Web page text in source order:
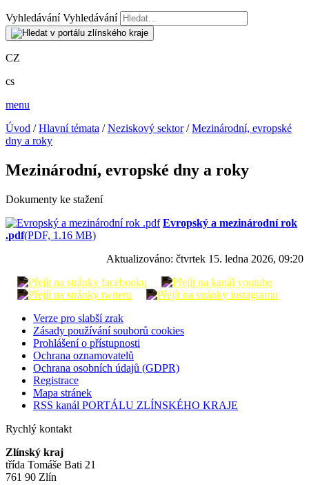
Vyhledávání Vyhledávání
CZ
cs
menu
Úvod /Hlavní témata /Neziskový sektor/Mezinárodní, evropské
dny a roky
Mezinárodní, evropské dny a roky
Dokumenty ke stažení
Evropský a mezinárodní rok
.pdf(PDF, 1.16 MB)
Aktualizováno: čtvrtek 15. ledna 2026, 09:20
Verze pro slabší zrak
Zásady používání souborů cookies
Prohlášení o přístupnosti
Ochrana oznamovatelů
Ochrana osobních údajů (GDPR)
Registrace
Mapa stránek
RSS kanál PORTÁLU ZLÍNSKÉHO KRAJE
Rychlý kontakt
Zlínský kraj
třída Tomáše Bati 21
761 90 Zlín